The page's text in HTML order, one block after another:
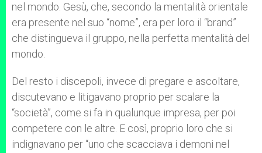
nel mondo. Gesù, che, secondo la mentalità orientale
era presente nel suo “nome”, era per loro il “brand”
che distingueva il gruppo, nella perfetta mentalità del
mondo.
Del resto i discepoli, invece di pregare e ascoltare,
discutevano e litigavano proprio per scalare la
“società”, come si fa in qualunque impresa, per poi
competere con le altre. E così, proprio loro che si
indignavano per “uno che scacciava i demoni nel